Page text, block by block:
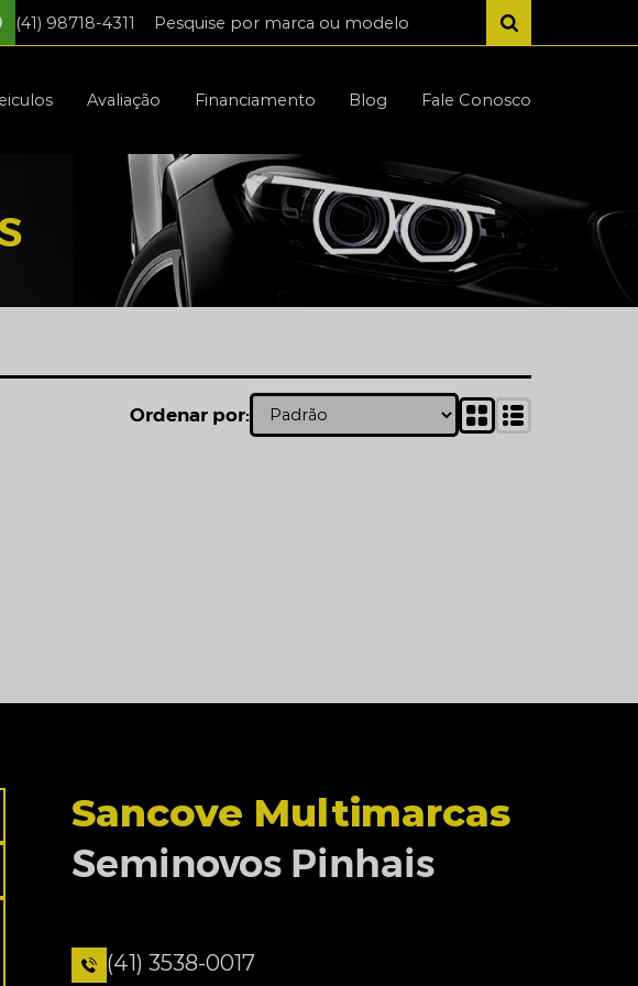
(41) 98718-4311
Avaliação Financiamento Blog Fale Conosco
Ordenar por:
Sancove Multimarcas
Seminovos Pinhais
(41) 3538-0017